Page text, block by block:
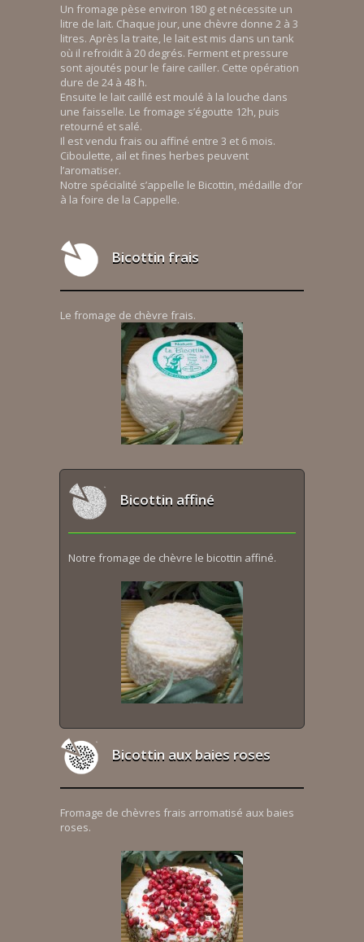
Un fromage pèse environ 180 g et nécessite un
litre de lait. Chaque jour, une chèvre donne 2 à 3
litres. Après la traite, le lait est mis dans un tank
où il refroidit à 20 degrés. Ferment et pressure
sont ajoutés pour le faire cailler. Cette opération
dure de 24 à 48 h.
Ensuite le lait caillé est moulé à la louche dans
une faisselle. Le fromage s’égoutte 12h, puis
retourné et salé.
Il est vendu frais ou affiné entre 3 et 6 mois.
Ciboulette, ail et fines herbes peuvent
l’aromatiser.
Notre spécialité s’appelle le Bicottin, médaille d’or
à la foire de la Cappelle.
Bicottin frais
Le fromage de chèvre frais.
Bicottin affiné
Notre fromage de chèvre le bicottin affiné.
Bicottin aux baies roses
Fromage de chèvres frais arromatisé aux baies
roses.